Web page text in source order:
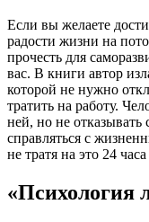
Если вы желаете
радости жизни на
прочесть для
вас. В книги автор
которой не нужно
тратить на работу.
ней, но не отказывать
справляться с
не тратя на это 24
«Психология